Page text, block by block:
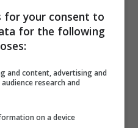
uno spicchio di
ben rosolato
in padella
il baccello, e
padella con un
your consent to
for the following
and content, advertising and
research and
on a device